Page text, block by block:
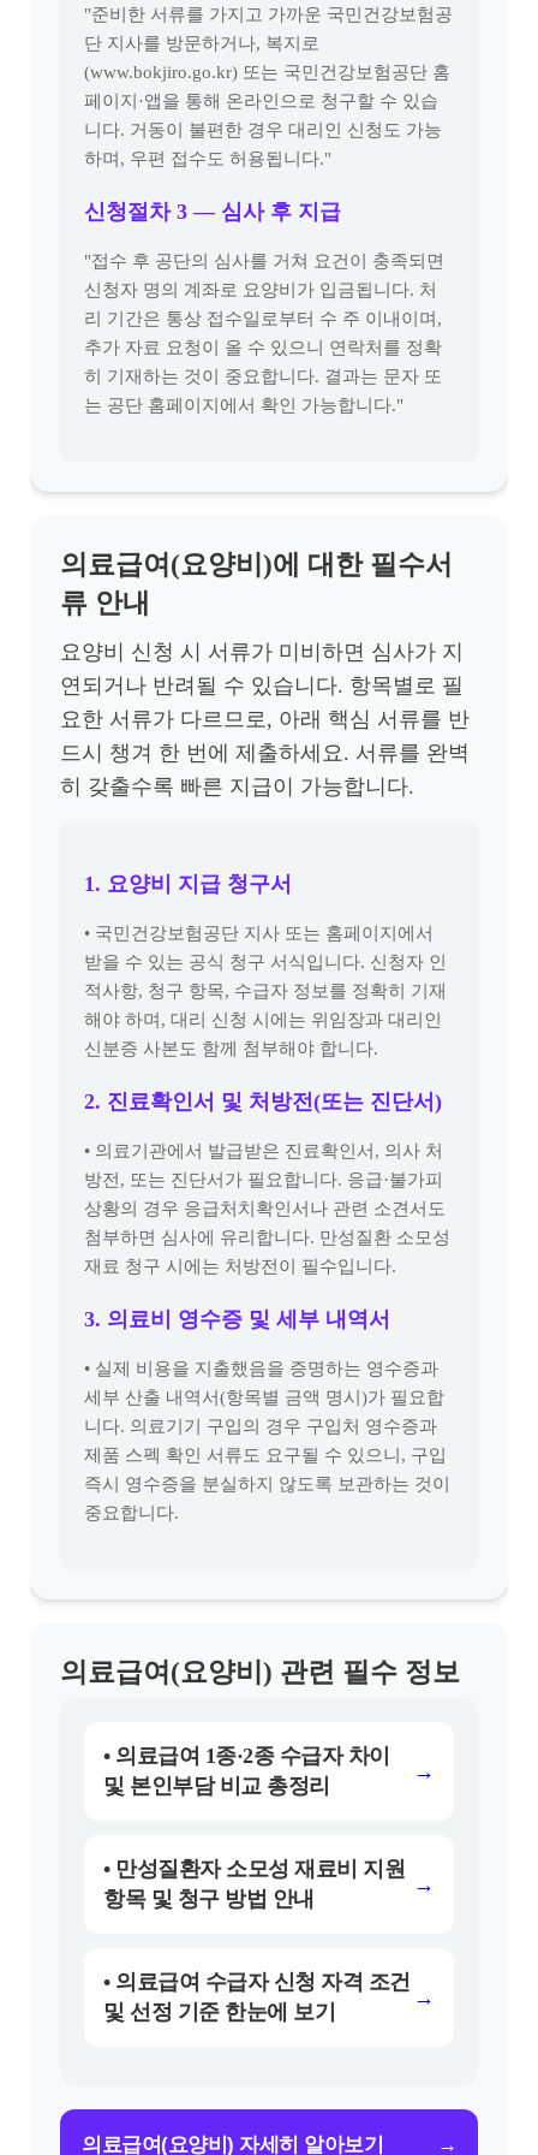
"준비한 서류를 가지고 가까운 국민건강보험공
단 지사를 방문하거나, 복지로
(www.bokjiro.go.kr) 또는 국민건강보험공단 홈
페이지·앱을 통해 온라인으로 청구할 수 있습
니다. 거동이 불편한 경우 대리인 신청도 가능
하며, 우편 접수도 허용됩니다."
신청절차 3 — 심사 후 지급
"접수 후 공단의 심사를 거쳐 요건이 충족되면
신청자 명의 계좌로 요양비가 입금됩니다. 처
리 기간은 통상 접수일로부터 수 주 이내이며,
추가 자료 요청이 올 수 있으니 연락처를 정확
히 기재하는 것이 중요합니다. 결과는 문자 또
는 공단 홈페이지에서 확인 가능합니다."
의료급여(요양비)에 대한 필수서
류 안내
요양비 신청 시 서류가 미비하면 심사가 지
연되거나 반려될 수 있습니다. 항목별로 필
요한 서류가 다르므로, 아래 핵심 서류를 반
드시 챙겨 한 번에 제출하세요. 서류를 완벽
히 갖출수록 빠른 지급이 가능합니다.
1. 요양비 지급 청구서
• 국민건강보험공단 지사 또는 홈페이지에서
받을 수 있는 공식 청구 서식입니다. 신청자 인
적사항, 청구 항목, 수급자 정보를 정확히 기재
해야 하며, 대리 신청 시에는 위임장과 대리인
신분증 사본도 함께 첨부해야 합니다.
2. 진료확인서 및 처방전(또는 진단서)
• 의료기관에서 발급받은 진료확인서, 의사 처
방전, 또는 진단서가 필요합니다. 응급·불가피
상황의 경우 응급처치확인서나 관련 소견서도
첨부하면 심사에 유리합니다. 만성질환 소모성
재료 청구 시에는 처방전이 필수입니다.
3. 의료비 영수증 및 세부 내역서
• 실제 비용을 지출했음을 증명하는 영수증과
세부 산출 내역서(항목별 금액 명시)가 필요합
니다. 의료기기 구입의 경우 구입처 영수증과
제품 스펙 확인 서류도 요구될 수 있으니, 구입
즉시 영수증을 분실하지 않도록 보관하는 것이
중요합니다.
의료급여(요양비) 관련 필수 정보
• 의료급여 1종·2종 수급자 차이
및 본인부담 비교 총정리
→
• 만성질환자 소모성 재료비 지원
항목 및 청구 방법 안내
→
• 의료급여 수급자 신청 자격 조건
및 선정 기준 한눈에 보기
→
의료급여(요양비) 자세히 알아보기 →